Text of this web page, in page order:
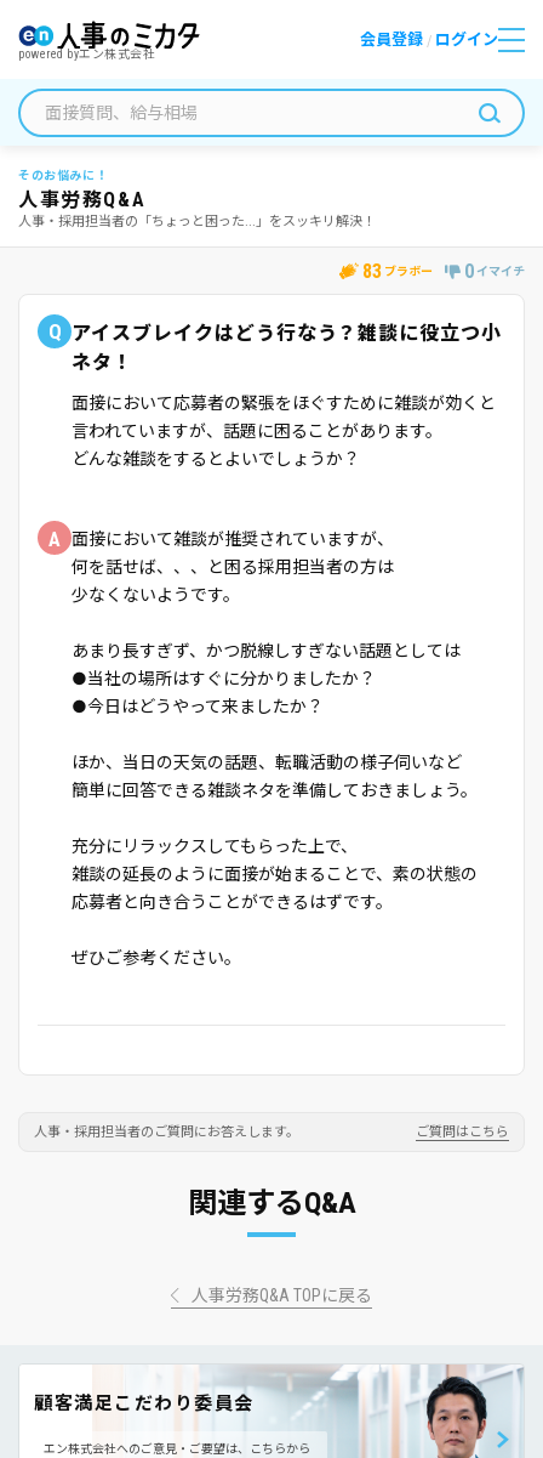
powered byエン株式会社
会員登録 / ログイン
そのお悩みに！
人事労務Q&A
人事・採用担当者の「ちょっと困った...」をスッキリ解決！
83 ブラボー 0 イマイチ
Q アイスブレイクはどう行なう？雑談に役立つ小
ネタ！
面接において応募者の緊張をほぐすために雑談が効くと
言われていますが、話題に困ることがあります。
どんな雑談をするとよいでしょうか？
A
面接において雑談が推奨されていますが、
何を話せば、、、と困る採用担当者の方は
少なくないようです。
あまり長すぎず、かつ脱線しすぎない話題としては
●当社の場所はすぐに分かりましたか？
●今日はどうやって来ましたか？
ほか、当日の天気の話題、転職活動の様子伺いなど
簡単に回答できる雑談ネタを準備しておきましょう。
充分にリラックスしてもらった上で、
雑談の延長のように面接が始まることで、素の状態の
応募者と向き合うことができるはずです。
ぜひご参考ください。
人事・採用担当者のご質問にお答えします。 ご質問はこちら
関連するQ&A
人事労務Q&A TOPに戻る
顧客満足こだわり委員会
エン株式会社へのご意見・ご要望は、こちらから